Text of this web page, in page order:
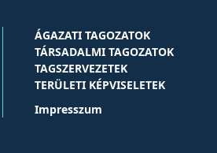
ÁGAZATI TAGOZATOK
TÁRSADALMI TAGOZATOK
TAGSZERVEZETEK
TERÜLETI KÉPVISELETEK
Impresszum